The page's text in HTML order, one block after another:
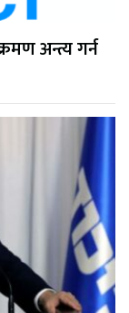
अन्त्य गर्न